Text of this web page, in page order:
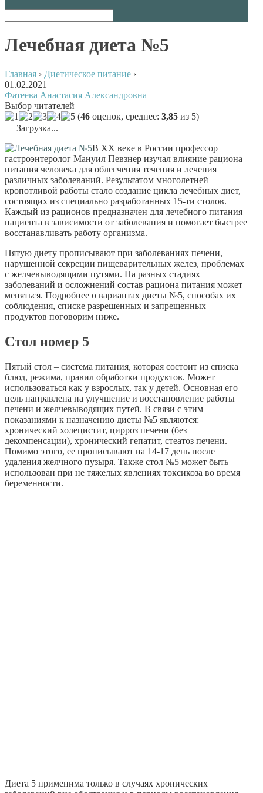
Лечебная диета №5
Главная › Диетическое питание ›
01.02.2021
Фатеева Анастасия Александровна
Выбор читателей
(46 оценок, среднее: 3,85 из 5)
Загрузка...
В ХХ веке в России профессор
гастроэнтеролог Мануил Певзнер изучал влияние рациона
питания человека для облегчения течения и лечения
различных заболеваний. Результатом многолетней
кропотливой работы стало создание цикла лечебных диет,
состоящих из специально разработанных 15-ти столов.
Каждый из рационов предназначен для лечебного питания
пациента в зависимости от заболевания и помогает быстрее
восстанавливать работу организма.
Пятую диету прописывают при заболеваниях печени,
нарушенной секреции пищеварительных желез, проблемах
с желчевыводящими путями. На разных стадиях
заболеваний и осложнений состав рациона питания может
меняться. Подробнее о вариантах диеты №5, способах их
соблюдения, списке разрешенных и запрещенных
продуктов поговорим ниже.
Стол номер 5
Пятый стол – система питания, которая состоит из списка
блюд, режима, правил обработки продуктов. Может
использоваться как у взрослых, так у детей. Основная его
цель направлена на улучшение и восстановление работы
печени и желчевыводящих путей. В связи с этим
показаниями к назначению диеты №5 являются:
хронический холецистит, цирроз печени (без
декомпенсации), хронический гепатит, стеатоз печени.
Помимо этого, ее прописывают на 14-17 день после
удаления желчного пузыря. Также стол №5 может быть
использован при не тяжелых явлениях токсикоза во время
беременности.
Диета 5 применима только в случаях хронических